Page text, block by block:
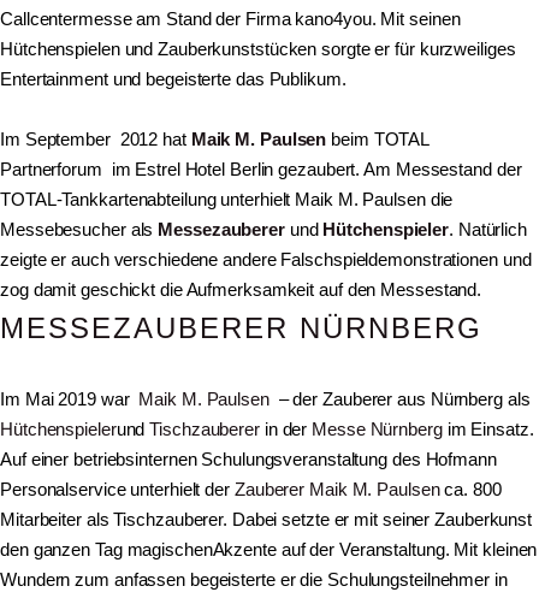
Callcentermesse am Stand der Firma kano4you. Mit seinen
Hütchenspielen und Zauberkunststücken sorgte er für kurzweiliges
Entertainment und begeisterte das Publikum.
Im September 2012 hat Maik M. Paulsen beim TOTAL
Partnerforum im Estrel Hotel Berlin gezaubert. Am Messestand der
TOTAL-Tankkartenabteilung unterhielt Maik M. Paulsen die
Messebesucher als Messezauberer und Hütchenspieler. Natürlich
zeigte er auch verschiedene andere Falschspieldemonstrationen und
zog damit geschickt die Aufmerksamkeit auf den Messestand.
MESSEZAUBERER NÜRNBERG
Im Mai 2019 war Maik M. Paulsen – der Zauberer aus Nürnberg als
HütchenspielerundTischzaubererin der Messe Nürnbergim Einsatz.
Auf einer betriebsinternen Schulungsveranstaltung des Hofmann
Personalservice unterhielt der Zauberer Maik M. Paulsenca. 800
Mitarbeiter als Tischzauberer. Dabei setzte er mit seiner Zauberkunst
den ganzen Tag magischenAkzente auf der Veranstaltung. Mit kleinen
Wundern zum anfassen begeisterte er die Schulungsteilnehmer in